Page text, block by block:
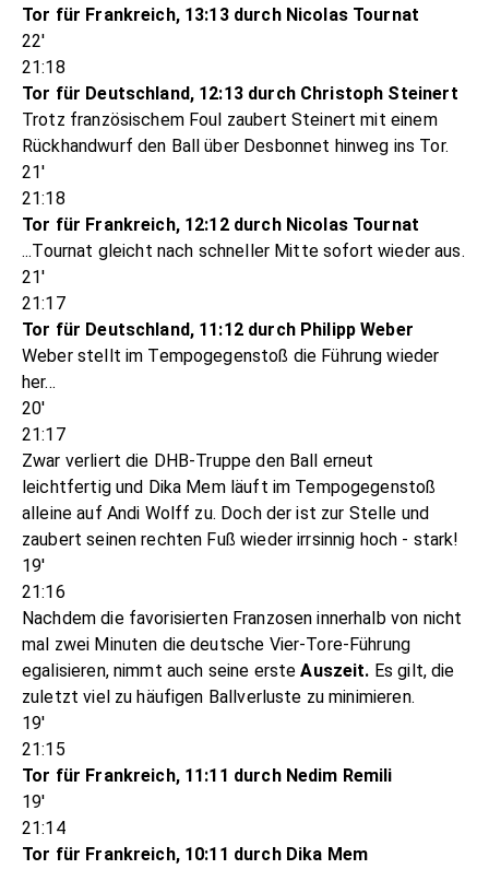
Tor für Frankreich, 13:13 durch Nicolas Tournat
22'
21:18
Tor für Deutschland, 12:13 durch Christoph Steinert
Trotz französischem Foul zaubert Steinert mit einem
Rückhandwurf den Ball über Desbonnet hinweg ins Tor.
21'
21:18
Tor für Frankreich, 12:12 durch Nicolas Tournat
...Tournat gleicht nach schneller Mitte sofort wieder aus.
21'
21:17
Tor für Deutschland, 11:12 durch Philipp Weber
Weber stellt im Tempogegenstoß die Führung wieder
her...
20'
21:17
Zwar verliert die DHB-Truppe den Ball erneut
leichtfertig und Dika Mem läuft im Tempogegenstoß
alleine auf Andi Wolff zu. Doch der ist zur Stelle und
zaubert seinen rechten Fuß wieder irrsinnig hoch - stark!
19'
21:16
Nachdem die favorisierten Franzosen innerhalb von nicht
mal zwei Minuten die deutsche Vier-Tore-Führung
egalisieren, nimmt auch seine ersteAuszeit. Es gilt, die
zuletzt viel zu häufigen Ballverluste zu minimieren.
19'
21:15
Tor für Frankreich, 11:11 durch Nedim Remili
19'
21:14
Tor für Frankreich, 10:11 durch Dika Mem